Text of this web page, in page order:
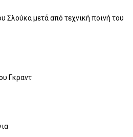
Σλούκα μετά από τεχνική ποινή του
Γκραντ